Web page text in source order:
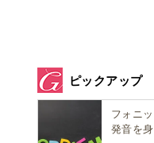
ピックアップ
フォニ
発音を